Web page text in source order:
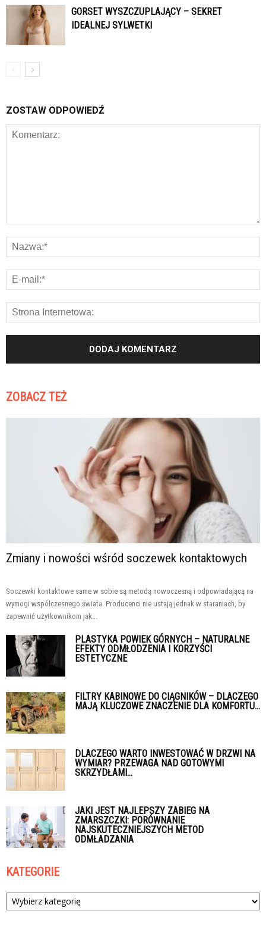
GORSET WYSZCZUPLAJĄCY – SEKRET
IDEALNEJ SYLWETKI
ZOSTAW ODPOWIEDŹ
ZOBACZ TEŻ
Zmiany i nowości wśród soczewek kontaktowych
Soczewki kontaktowe same w sobie są metodą nowoczesną i odpowiadającą na
wymogi współczesnego świata. Producenci nie ustają jednak w staraniach, by
zapewnić użytkownikom jak...
PLASTYKA POWIEK GÓRNYCH – NATURALNE
EFEKTY ODMŁODZENIA I KORZYŚCI
ESTETYCZNE
FILTRY KABINOWE DO CIĄGNIKÓW – DLACZEGO
MAJĄ KLUCZOWE ZNACZENIE DLA KOMFORTU...
DLACZEGO WARTO INWESTOWAĆ W DRZWI NA
WYMIAR? PRZEWAGA NAD GOTOWYMI
SKRZYDŁAMI...
JAKI JEST NAJLEPSZY ZABIEG NA
ZMARSZCZKI: PORÓWNANIE
NAJSKUTECZNIEJSZYCH METOD
ODMŁADZANIA
KATEGORIE
Kategorie